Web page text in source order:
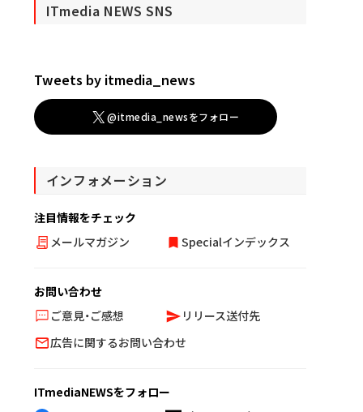
ITmedia NEWS SNS
Tweets by itmedia_news
@itmedia_newsをフォロー
インフォメーション
注目情報をチェック
メールマガジン
Specialインデックス
お問い合わせ
ご意見・ご感想
リリース送付先
広告に関するお問い合わせ
ITmediaNEWSをフォロー